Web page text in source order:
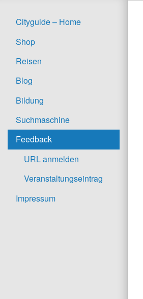
Cityguide – Home
Shop
Reisen
Blog
Bildung
Suchmaschine
Feedback
URL anmelden
Veranstaltungseintrag
Impressum